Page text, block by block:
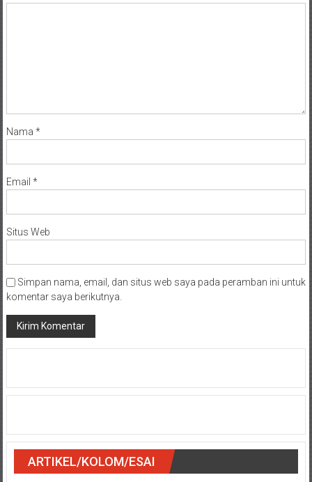
Nama *
Email *
Situs Web
Simpan nama, email, dan situs web saya pada peramban ini untuk
komentar saya berikutnya.
ARTIKEL/KOLOM/ESAI